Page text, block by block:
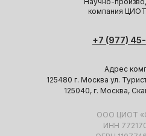
+7 (977)
компания
Адрес
125480 г. Москва ул.
125040, г. Москва,
ООО ЦИОТ
ИНН